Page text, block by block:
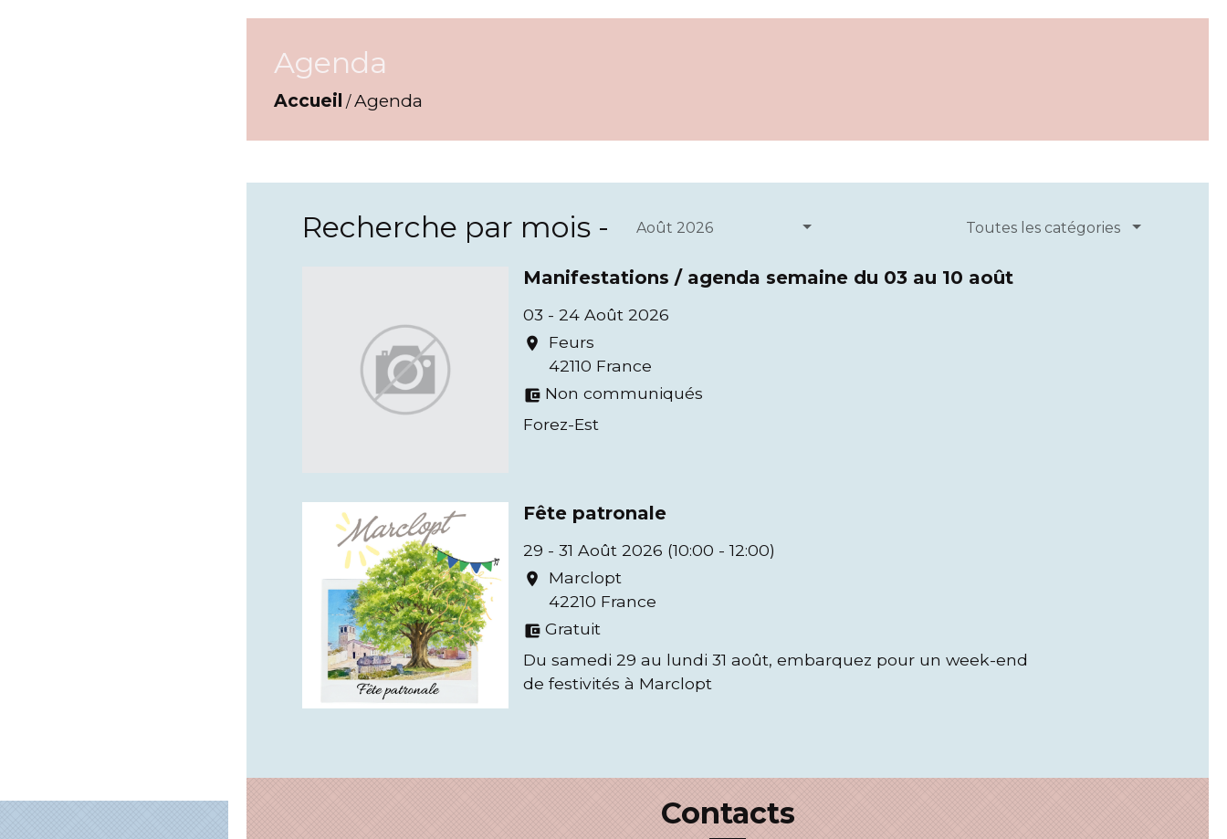
Agenda
Accueil /Agenda
Recherche par mois - Août 2026 Toutes les catégories
Manifestations / agenda semaine du 03 au 10 août
03 - 24 Août 2026
location_on
Feurs
42110 France
account_balance_wallet Non communiqués
Forez-Est
Fête patronale
29 - 31 Août 2026 (10:00 - 12:00)
location_on
Marclopt
42210 France
account_balance_wallet Gratuit
Du samedi 29 au lundi 31 août, embarquez pour un week-end
de festivités à Marclopt
Contacts